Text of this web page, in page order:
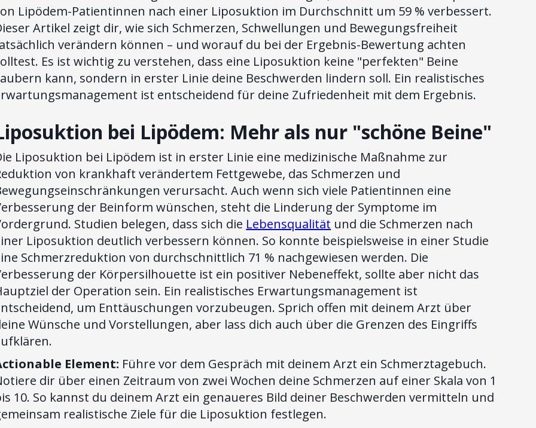
Lipödem-Patientinnen nach einer Liposuktion im Durchschnitt um 59 % verbessert.
Artikel zeigt dir, wie sich Schmerzen, Schwellungen und Bewegungsfreiheit
verändern können – und worauf du bei der Ergebnis-Bewertung achten
Es ist wichtig zu verstehen, dass eine Liposuktion keine "perfekten" Beine
kann, sondern in erster Linie deine Beschwerden lindern soll. Ein realistisches
ist entscheidend für deine Zufriedenheit mit dem Ergebnis.
bei Lipödem: Mehr als nur "schöne Beine"
Liposuktion bei Lipödem ist in erster Linie eine medizinische Maßnahme zur
von krankhaft verändertem Fettgewebe, das Schmerzen und
verursacht. Auch wenn sich viele Patientinnen eine
der Beinform wünschen, steht die Linderung der Symptome im
Studien belegen, dass sich die Lebensqualität und die Schmerzen nach
Liposuktion deutlich verbessern können. So konnte beispielsweise in einer Studie
Schmerzreduktion von durchschnittlich 71 % nachgewiesen werden. Die
der Körpersilhouette ist ein positiver Nebeneffekt, sollte aber nicht das
der Operation sein. Ein realistisches Erwartungsmanagement ist
um Enttäuschungen vorzubeugen. Sprich offen mit deinem Arzt über
Wünsche und Vorstellungen, aber lass dich auch über die Grenzen des Eingriffs
Element: Führe vor dem Gespräch mit deinem Arzt ein Schmerztagebuch.
dir über einen Zeitraum von zwei Wochen deine Schmerzen auf einer Skala von 1
10. So kannst du deinem Arzt ein genaueres Bild deiner Beschwerden vermitteln und
realistische Ziele für die Liposuktion festlegen.